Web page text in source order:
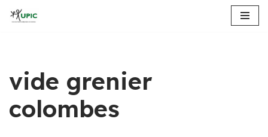
vide grenier
colombes